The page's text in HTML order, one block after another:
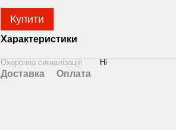
Купити
Характеристики
Охоронна сигналізація Ні
Доставка Оплата